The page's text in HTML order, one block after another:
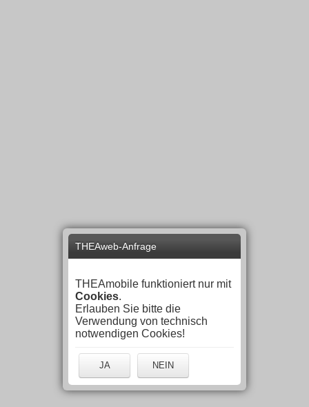
THEAweb-Anfrage
THEAmobile funktioniert nur mit
Cookies.
Erlauben Sie bitte die
Verwendung von technisch
notwendigen Cookies!
JA NEIN